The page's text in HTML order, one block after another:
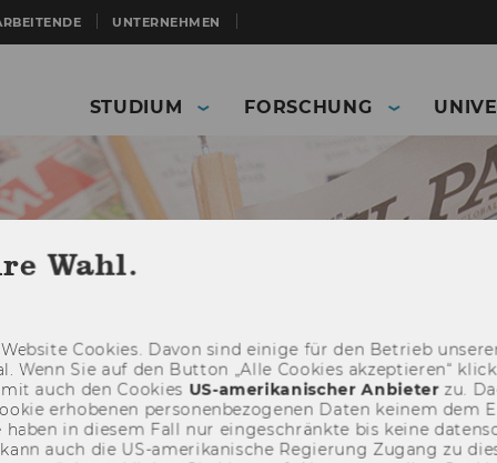
UNTERNEHMEN
STUDIUM FORSCHUNG
Presseaussendungen
Wahl.
Coo­kies. Davon sind ei­ni­ge für den Be­trieb
Wenn Sie auf den But­ton „Alle Coo­kies ak­zep­tie­ren“
auch den Coo­kies US-​amerikanischer An­bie­terzu.
er­ho­be­nen per­so­nen­be­zo­ge­nen Daten kei­nem dem
haben in die­sem Fall nur ein­ge­schränk­te bis keine
auch die US-​amerikanische Re­gie­rung Zu­gang zu